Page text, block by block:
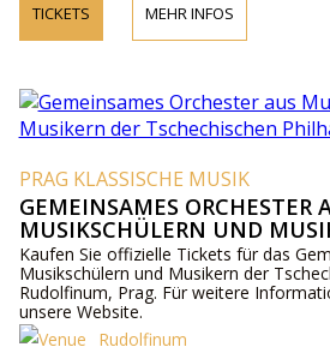
TICKETS MEHR INFOS
PRAG KLASSISCHE MUSIK
GEMEINSAMES ORCHESTER
MUSIKSCHÜLERN UND
TSCHECHISCHEN
Kaufen Sie offizielle Tickets für das
Musikschülern und Musikern der
Rudolfinum, Prag. Für weitere
unsere Website.
Rudolfinum